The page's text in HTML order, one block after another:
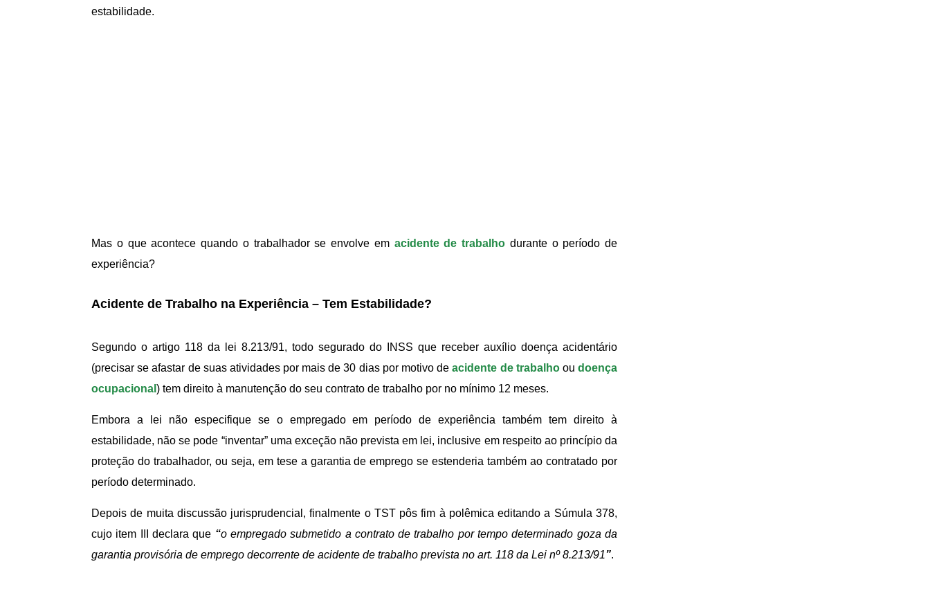
estabilidade.
Mas o que acontece quando o trabalhador se envolve em acidente de trabalho durante o período de
experiência?
Acidente de Trabalho na Experiência – Tem Estabilidade?
Segundo o artigo 118 da lei 8.213/91, todo segurado do INSS que receber auxílio doença acidentário
(precisar se afastar de suas atividades por mais de 30 dias por motivo deacidente de trabalhooudoença
ocupacional ) tem direito à manutenção do seu contrato de trabalho por no mínimo 12 meses.
Embora a lei não especifique se o empregado em período de experiência também tem direito à
estabilidade, não se pode “inventar” uma exceção não prevista em lei, inclusive em respeito ao princípio da
proteção do trabalhador, ou seja, em tese a garantia de emprego se estenderia também ao contratado por
período determinado.
Depois de muita discussão jurisprudencial, finalmente o TST pôs fim à polêmica editando a Súmula 378,
cujo item III declara que “o empregado submetido a contrato de trabalho por tempo determinado goza da
garantia provisória de emprego decorrente de acidente de trabalho prevista no art. 118 da Lei nº 8.213/91”.